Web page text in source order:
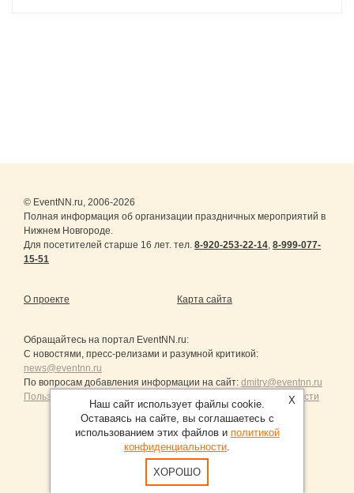
© EventNN.ru, 2006-2026
Полная информация об организации праздничных мероприятий в
Нижнем Новгороде.
Для посетителей старше 16 лет. тел. 8-920-253-22-14, 8-999-077-
15-51
О проекте Карта сайта
Обращайтесь на портал EventNN.ru:
С новостями, пресс-релизами и разумной критикой:
news@eventnn.ru
По вопросам добавления информации на сайт: dmitry@eventnn.ru
Пользовательское Соглашение и политика конфиденциальности
Продвижение сайтов Санкт-Петербург
X
Наш сайт использует файлы cookie.
Оставаясь на сайте, вы соглашаетесь с
использованием этих файлов и политикой
конфиденциальности.
ХОРОШО